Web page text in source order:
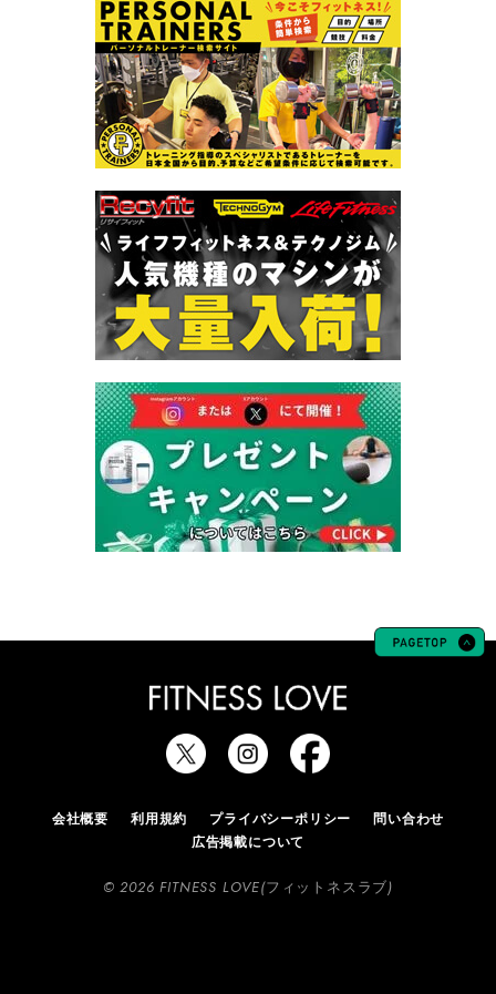
会社概要 利用規約 プライバシーポリシー
問い合わせ
広告掲載について
© 2026 FITNESS LOVE(フィットネスラブ)